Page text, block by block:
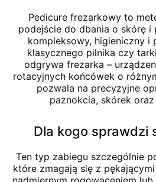
Pedicure frezarkowy to
podejście do dbania o skórę i
kompleksowy, higieniczny i
klasycznego pilnika czy
odgrywa frezarka –
rotacyjnych końcówek o
pozwala na precyzyjne
paznokcia, skórek
Dla kogo sprawdzi
Ten typ zabiegu szczególnie
które zmagają się z